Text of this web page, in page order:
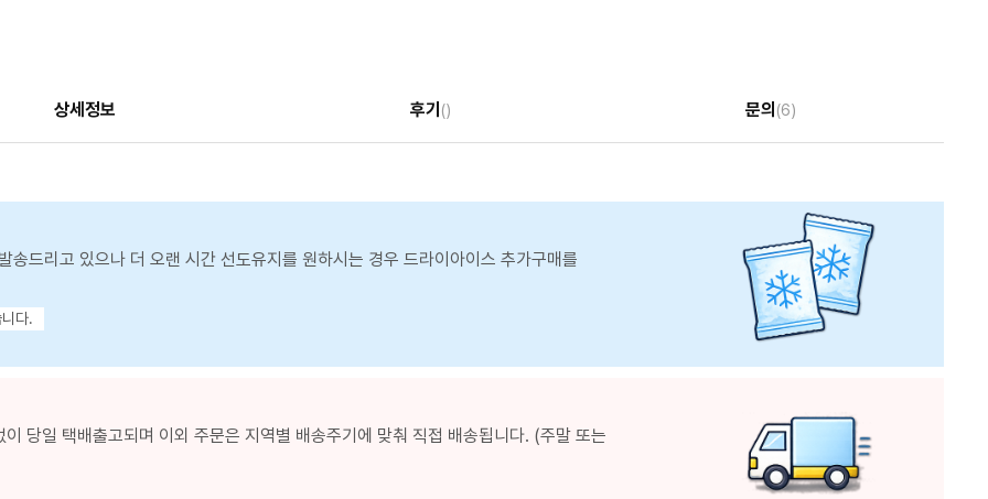
상세정보 후기 () 문의 (6)
드리고 있으나 더 오랜 시간 선도유지를 원하시는 경우 드라이아이스 추가구매를
다.
당일 택배출고되며 이외 주문은 지역별 배송주기에 맞춰 직접 배송됩니다. (주말 또는